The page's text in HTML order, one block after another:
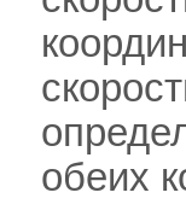
обеих